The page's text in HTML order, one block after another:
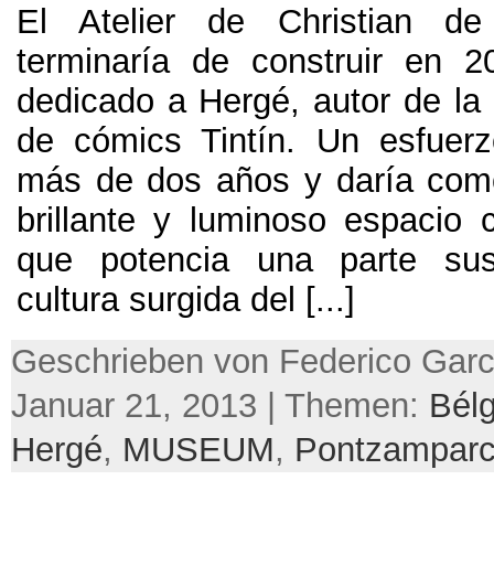
El Atelier de Christian de
terminaría de construir en
dedicado a Hergé, autor de la
de cómics Tintín. Un
más de dos años y daría
brillante y luminoso espacio
que potencia una parte
cultura surgida del [...]
Geschrieben von Federico
Januar 21, 2013 | Themen:
Hergé, MUSEUM,